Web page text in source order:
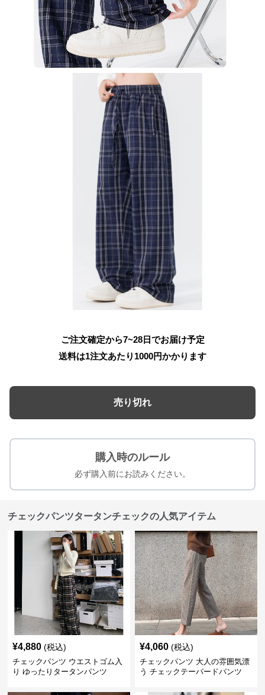
ご注文確定から7~28日でお届け予定
送料は1注文あたり 1000円かかります
売り切れ
購入時のルール
必ず購入前にお読みください。
チェックパンツタータンチェックの人気アイテム
¥4,880 (税込)
チェックパンツ ウエストゴム入
り ゆったりタータンパンツ
¥4,060 (税込)
チェックパンツ 大人の雰囲気漂
う チェックテーパードパンツ